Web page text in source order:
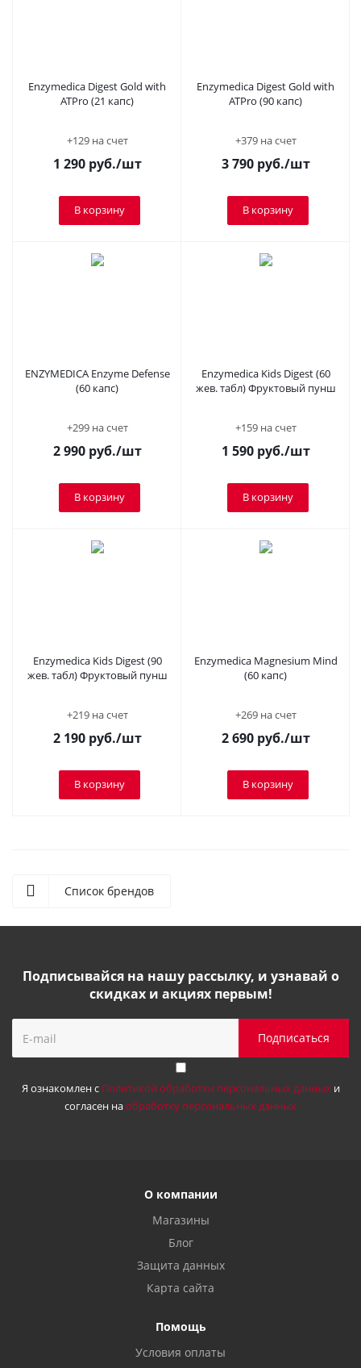
Enzymedica Digest Gold with
ATPro (21 капс)
+129 на счет
1 290руб./шт
В корзину
Enzymedica Digest Gold with
ATPro (90 капс)
+379 на счет
3 790руб./шт
В корзину
ENZYMEDICA Enzyme Defense
(60 капс)
+299 на счет
2 990руб./шт
В корзину
Enzymedica Kids Digest (60
жев. табл) Фруктовый пунш
+159 на счет
1 590руб./шт
В корзину
Enzymedica Kids Digest (90
жев. табл) Фруктовый пунш
+219 на счет
2 190руб./шт
В корзину
Enzymedica Magnesium Mind
(60 капс)
+269 на счет
2 690руб./шт
В корзину
Список брендов
Подписывайся на нашу рассылку, и узнавай о
скидках и акциях первым!
Я ознакомлен с Политикой обработки персональных данныхи
согласен наобработку персональных данных
О компании
Магазины
Блог
Защита данных
Карта сайта
Помощь
Условия оплаты